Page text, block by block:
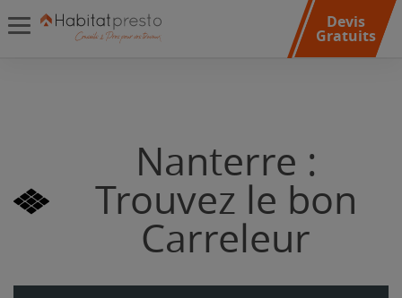
Devis
Gratuits
Nanterre :
Trouvez le bon
Carreleur